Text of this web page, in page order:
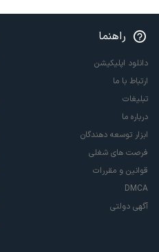
راهنما
دانلود اپلیکیشن
ارتباط با ما
تبلیغات
درباره ما
ابزار توسعه دهندگان
فرصت های شغلی
قوانین و مقررات
DMCA
آگهی دولتی